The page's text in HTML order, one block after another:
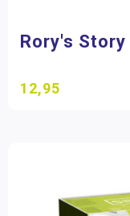
Rory's
12,95